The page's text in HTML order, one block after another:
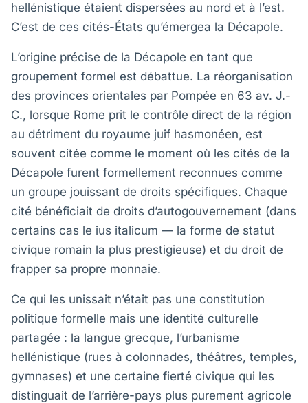
hellénistique étaient dispersées au nord et à l’est.
C’est de ces cités-États qu’émergea la Décapole.
L’origine précise de la Décapole en tant que
groupement formel est débattue. La réorganisation
des provinces orientales par Pompée en 63 av. J.-
C., lorsque Rome prit le contrôle direct de la région
au détriment du royaume juif hasmonéen, est
souvent citée comme le moment où les cités de la
Décapole furent formellement reconnues comme
un groupe jouissant de droits spécifiques. Chaque
cité bénéficiait de droits d’autogouvernement (dans
certains cas le ius italicum — la forme de statut
civique romain la plus prestigieuse) et du droit de
frapper sa propre monnaie.
Ce qui les unissait n’était pas une constitution
politique formelle mais une identité culturelle
partagée : la langue grecque, l’urbanisme
hellénistique (rues à colonnades, théâtres, temples,
gymnases) et une certaine fierté civique qui les
distinguait de l’arrière-pays plus purement agricole